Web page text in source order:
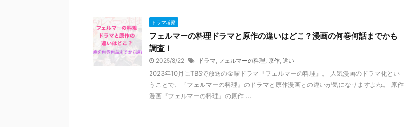
ドラマ考察
フェルマーの料理ドラマと原作の違いはどこ？漫画の何巻何話までかも
調査！
2025/8/22 ドラマ, フェルマーの料理, 原作, 違い
2023年10月にTBSで放送の金曜ドラマ『フェルマーの料理』。 人気漫画のドラマ化とい
うことで、『フェルマーの料理』のドラマと原作漫画との違いが気になりますよね。 原作
漫画『フェルマーの料理』の原作 ...